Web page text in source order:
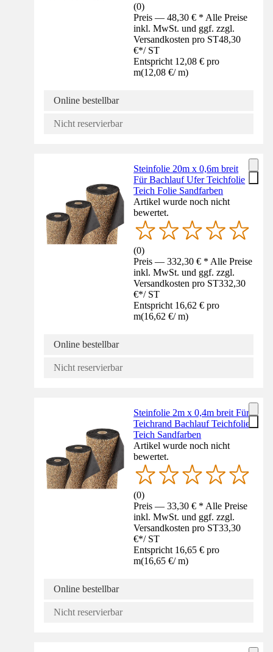
(0)
Preis — 48,30 € * Alle Preise
inkl. MwSt. und ggf. zzgl.
Versandkosten pro ST48,30
€*/ ST
Entspricht 12,08 € pro
m(12,08 €/ m)
Online bestellbar
Nicht reservierbar
Steinfolie 20m x 0,6m breit
Für Bachlauf Ufer Teichfolie
Teich Folie Sandfarben
Artikel wurde noch nicht
bewertet.
(0)
Preis — 332,30 € * Alle Preise
inkl. MwSt. und ggf. zzgl.
Versandkosten pro ST332,30
€*/ ST
Entspricht 16,62 € pro
m(16,62 €/ m)
Online bestellbar
Nicht reservierbar
Steinfolie 2m x 0,4m breit Für
Teichrand Bachlauf Teichfolie
Teich Sandfarben
Artikel wurde noch nicht
bewertet.
(0)
Preis — 33,30 € * Alle Preise
inkl. MwSt. und ggf. zzgl.
Versandkosten pro ST33,30
€*/ ST
Entspricht 16,65 € pro
m(16,65 €/ m)
Online bestellbar
Nicht reservierbar